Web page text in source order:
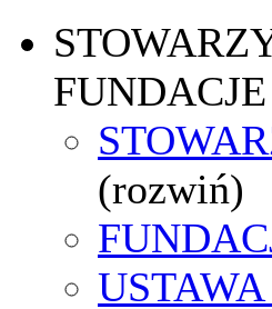
FUNDACJE
(rozwiń)
USTAWA